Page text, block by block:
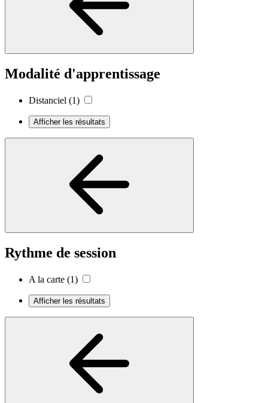
Modalité d'apprentissage
Distanciel (1)
Afficher les résultats
Rythme de session
A la carte (1)
Afficher les résultats